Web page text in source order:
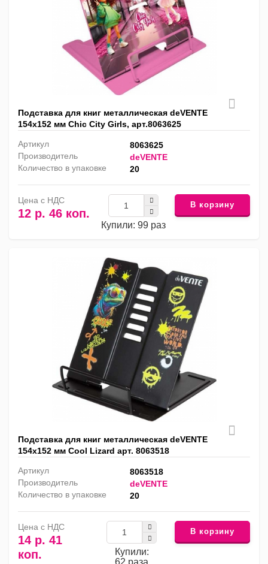
Подставка для книг металлическая deVENTE
154х152 мм Chic City Girls, арт.8063625
Артикул
8063625
Производитель
deVENTE
Количество в упаковке
20
Цена с НДС
12 р. 46 коп.
Купили: 99 раз
В корзину
Подставка для книг металлическая deVENTE
154х152 мм Cool Lizard арт. 8063518
Артикул
8063518
Производитель
deVENTE
Количество в упаковке
20
Цена с НДС
14 р. 41
коп.
Купили:
В корзину